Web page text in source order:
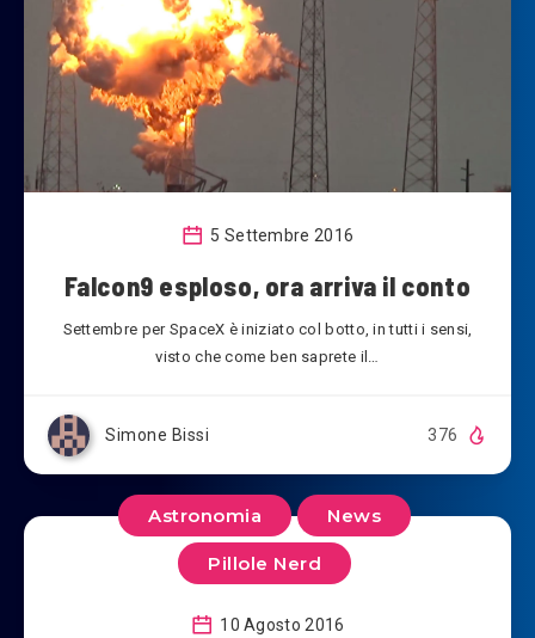
5 Settembre 2016
Falcon9 esploso, ora arriva il conto
Settembre per SpaceX è iniziato col botto, in tutti i sensi,
visto che come ben saprete il…
Simone Bissi 376
Astronomia News
Pillole Nerd
10 Agosto 2016